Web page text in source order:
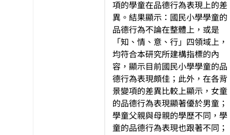
項的學童在品德行為表現上的差
異。結果顯示：國民小學學童的
品德行為不論在整體上，或是
「知、情、意、行」四領域上，
均符合本研究所建構指標的內
容，顯示目前國民小學學童的品
德行為表現頗佳；此外，在各背
景變項的差異比較上顯示，女童
的品德行為表現顯著優於男童；
學童父親與母親的學歷不同，學
童的品德行為表現也跟著不同；